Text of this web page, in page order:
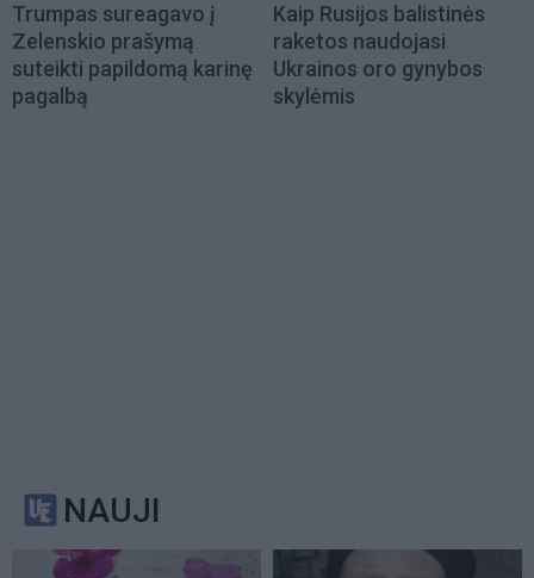
Trumpas sureagavo į
Zelenskio prašymą
suteikti papildomą karinę
pagalbą
Kaip Rusijos balistinės
raketos naudojasi
Ukrainos oro gynybos
skylėmis
NAUJI